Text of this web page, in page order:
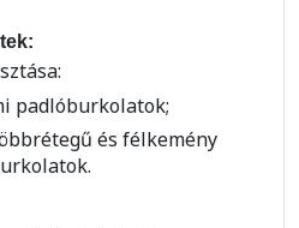
padlóburkolatok;
és félkemény